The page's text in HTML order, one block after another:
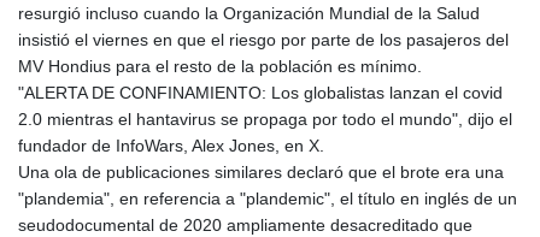
resurgió incluso cuando la Organización Mundial de la Salud
insistió el viernes en que el riesgo por parte de los pasajeros del
MV Hondius para el resto de la población es mínimo.
"ALERTA DE CONFINAMIENTO: Los globalistas lanzan el covid
2.0 mientras el hantavirus se propaga por todo el mundo", dijo el
fundador de InfoWars, Alex Jones, en X.
Una ola de publicaciones similares declaró que el brote era una
"plandemia", en referencia a "plandemic", el título en inglés de un
seudodocumental de 2020 ampliamente desacreditado que